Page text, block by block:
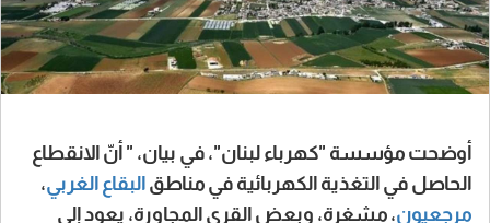
أوضحت مؤسسة "كهرباء لبنان"، في بيان، " أنّ الانقطاع
الحاصل في التغذية الكهربائية في مناطق البقاع الغربي،
مرجعيون، مشغرة، وبعض القرى المجاورة، يعود إلى